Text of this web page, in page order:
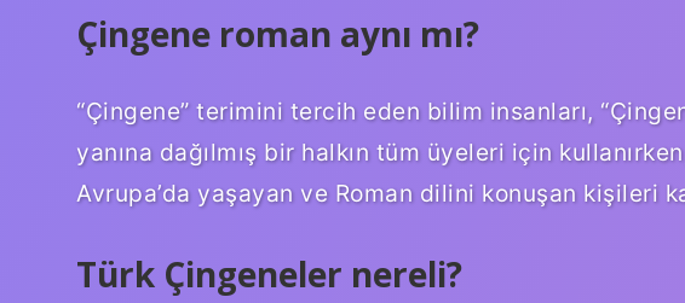
Çingene roman aynı mı?
“Çingene” terimini tercih eden bilim insanları,
yanına dağılmış bir halkın tüm üyeleri için
Avrupa’da yaşayan ve Roman dilini konuşan kişileri
Türk Çingeneler nereli?